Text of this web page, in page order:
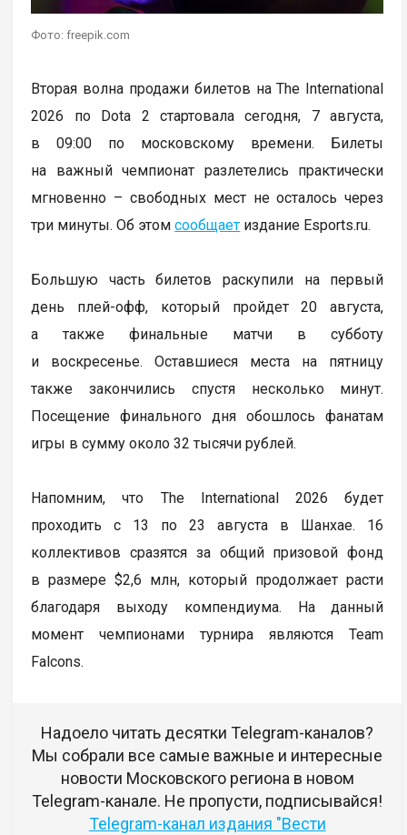
Фото: freepik.com
Вторая волна продажи билетов на The International
2026 по Dota 2 стартовала сегодня, 7 августа,
в 09:00 по московскому времени. Билеты
на важный чемпионат разлетелись практически
мгновенно – свободных мест не осталось через
три минуты. Об этомсообщает издание Esports.ru.
Большую часть билетов раскупили на первый
день плей-офф, который пройдет 20 августа,
а также финальные матчи в субботу
и воскресенье. Оставшиеся места на пятницу
также закончились спустя несколько минут.
Посещение финального дня обошлось фанатам
игры в сумму около 32 тысячи рублей.
Напомним, что The International 2026 будет
проходить с 13 по 23 августа в Шанхае. 16
коллективов сразятся за общий призовой фонд
в размере $2,6 млн, который продолжает расти
благодаря выходу компендиума. На данный
момент чемпионами турнира являются Team
Falcons.
Надоело читать десятки Telegram-каналов?
Мы собрали все самые важные и интересные
новости Московского региона в новом
Telegram-канале. Не пропусти, подписывайся!
Telegram-канал издания "Вести